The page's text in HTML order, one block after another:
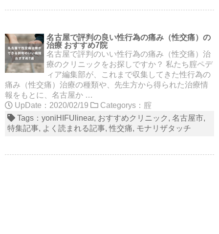
名古屋で評判の良い性行為の痛み（性交痛）の
治療 おすすめ7院
名古屋で評判のいい性行為の痛み（性交痛）治
療のクリニックをお探しですか？ 私たち腟ペデ
ィア編集部が、これまで収集してきた性行為の
痛み（性交痛）治療の種類や、先生方から得られた治療情
報をもとに、名古屋か …
UpDate：2020/02/19
Categorys： 腟
Tags： yoniHIFUlinear おすすめクリニック
名古屋市
特集記事 よく読まれる記事 性交痛 モナリザタッチ